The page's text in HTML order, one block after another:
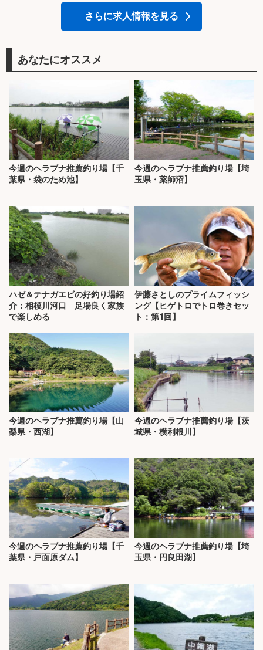
さらに求人情報を見る
あなたにオススメ
今週のヘラブナ推薦釣り場【千
葉県・袋のため池】
今週のヘラブナ推薦釣り場【埼
玉県・薬師沼】
ハゼ＆テナガエビの好釣り場紹
介：相模川河口 足場良く家族
で楽しめる
伊藤さとしのプライムフィッシ
ング【ヒゲトロでトロ巻きセッ
ト：第1回】
今週のヘラブナ推薦釣り場【山
梨県・西湖】
今週のヘラブナ推薦釣り場【茨
城県・横利根川】
今週のヘラブナ推薦釣り場【千
葉県・戸面原ダム】
今週のヘラブナ推薦釣り場【埼
玉県・円良田湖】